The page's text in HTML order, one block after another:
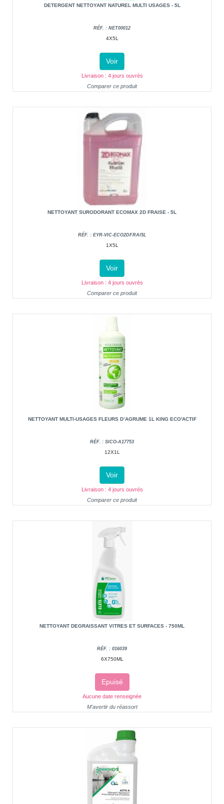
DETERGENT NETTOYANT NATUREL MULTI USAGES - 5L
RÉF. : NET00012
4X5L
Voir
Livraison : 4 jours ouvrés
Comparer ce produit
NETTOYANT SURODORANT ECOMAX 2D FRAISE - 5L
RÉF. : EYR-VIC-ECO2DFRAI5L
1X5L
Voir
Livraison : 4 jours ouvrés
Comparer ce produit
NETTOYANT MULTI-USAGES FLEURS D’AGRUME 1L KING ECO'ACTIF
RÉF. : SICO-A17753
12X1L
Voir
Livraison : 4 jours ouvrés
Comparer ce produit
NETTOYANT DEGRAISSANT VITRES ET SURFACES - 750ML
RÉF. : 016039
6X750ML
Epuisé
Aucune date renseignée
M'avertir du réassort